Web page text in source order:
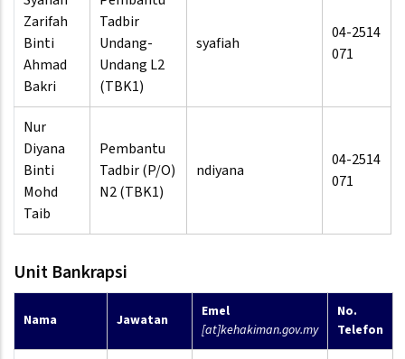
Zarifah
Binti
Ahmad
Bakri
Tadbir
Undang-
Undang L2
(TBK1)
syafiah
04-2514
071
Nur
Diyana
Binti
Mohd
Taib
Pembantu
Tadbir (P/O)
N2 (TBK1)
ndiyana
04-2514
071
Unit Bankrapsi
Nama Jawatan
Emel
[at]kehakiman.gov.my
No.
Telefon